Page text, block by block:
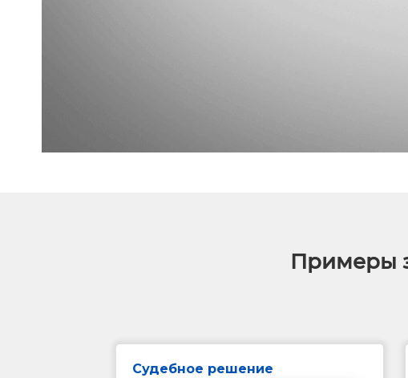
Примеры
Судебное решение